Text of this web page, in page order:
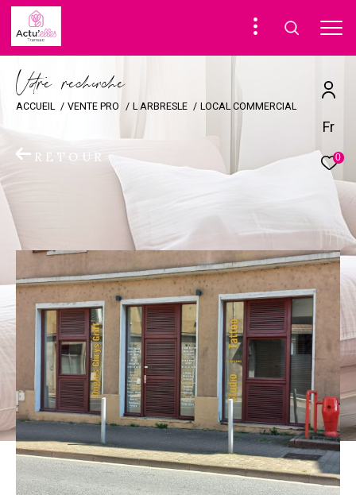
Fr
0
Vore recece
ACCUEIL VENTE PRO L ARBRESLE LOCAL COMMERCIAL
RETOUR